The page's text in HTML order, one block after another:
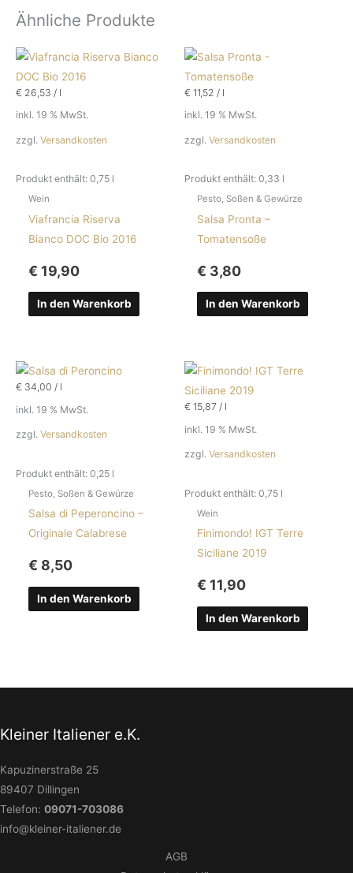
Ähnliche Produkte
€ 26,53 / l
inkl. 19 % MwSt.
zzgl. Versandkosten
Produkt enthält: 0,75 l
Wein
Viafrancia Riserva
Bianco DOC Bio 2016
€ 19,90
In den Warenkorb
€ 11,52 / l
inkl. 19 % MwSt.
zzgl. Versandkosten
Produkt enthält: 0,33 l
Pesto, Soßen & Gewürze
Salsa Pronta –
Tomatensoße
€ 3,80
In den Warenkorb
€ 34,00 / l
inkl. 19 % MwSt.
zzgl. Versandkosten
Produkt enthält: 0,25 l
Pesto, Soßen & Gewürze
Salsa di Peperoncino –
Originale Calabrese
€ 8,50
In den Warenkorb
€ 15,87 / l
inkl. 19 % MwSt.
zzgl. Versandkosten
Produkt enthält: 0,75 l
Wein
Finimondo! IGT Terre
Siciliane 2019
€ 11,90
In den Warenkorb
Kleiner Italiener e.K.
Kapuzinerstraße 25
89407 Dillingen
Telefon: 09071-703086
info@kleiner-italiener.de
AGB